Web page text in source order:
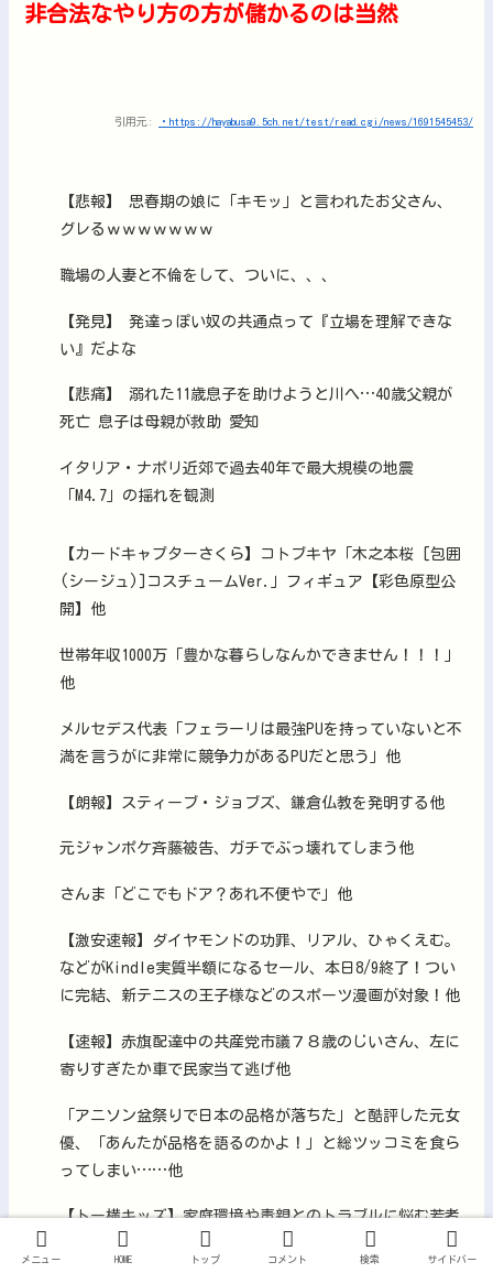
非合法なやり方の方が儲かるのは当然
引用元: ・https://hayabusa9.5ch.net/test/read.cgi/news/1691545453/
【悲報】 思春期の娘に「キモッ」と言われたお父さん、
グレるｗｗｗｗｗｗｗ
職場の人妻と不倫をして、ついに、、、
【発見】 発達っぽい奴の共通点って『立場を理解できな
い』だよな
【悲痛】 溺れた11歳息子を助けようと川へ…40歳父親が
死亡 息子は母親が救助 愛知
イタリア・ナポリ近郊で過去40年で最大規模の地震
「M4.7」の揺れを観測
【カードキャプターさくら】コトブキヤ「木之本桜 [包囲
(シージュ)]コスチュームVer.」フィギュア【彩色原型公
開】他
世帯年収1000万「豊かな暮らしなんかできません！！！」
他
メルセデス代表「フェラーリは最強PUを持っていないと不
満を言うがに非常に競争力があるPUだと思う」他
【朗報】スティーブ・ジョブズ、鎌倉仏教を発明する他
元ジャンポケ斉藤被告、ガチでぶっ壊れてしまう他
さんま「どこでもドア？あれ不便やで」他
【激安速報】ダイヤモンドの功罪、リアル、ひゃくえむ。
などがKindle実質半額になるセール、本日8/9終了！つい
に完結、新テニスの王子様などのスポーツ漫画が対象！他
【速報】赤旗配達中の共産党市議７８歳のじいさん、左に
寄りすぎたか車で民家当て逃げ他
「アニソン盆祭りで日本の品格が落ちた」と酷評した元女
優、「あんたが品格を語るのかよ！」と総ツッコミを食ら
ってしまい……他
【トー横キッズ】家庭環境や毒親とのトラブルに悩む若者
「大人に相談しても具体的に何もしてくれない」EXIT兼近
メニュー HOME トップ コメント 検索 サイドバー